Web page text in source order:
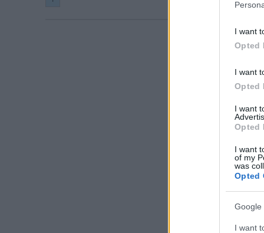
I want
Opted
I want
Opted
I want
Opted
I want
of my
was
Opted
Google
I want